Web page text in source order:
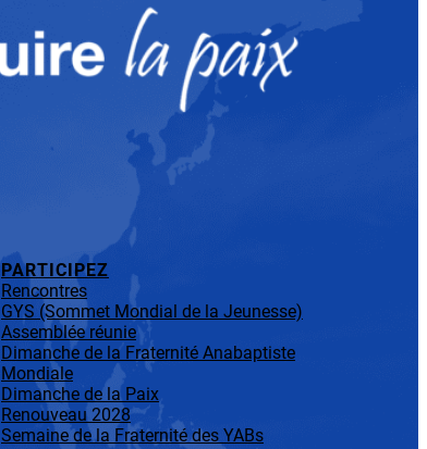
PARTICIPEZ
Rencontres
GYS (Sommet Mondial de la Jeunesse)
Assemblée réunie
Dimanche de la Fraternité Anabaptiste
Mondiale
Dimanche de la Paix
Renouveau 2028
Semaine de la Fraternité des YABs